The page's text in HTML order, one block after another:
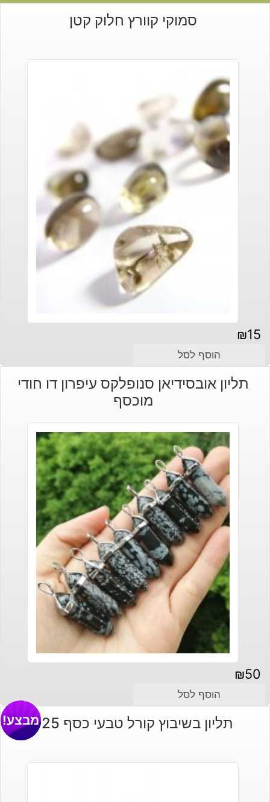
סמוקי קוורץ חלוק קטן
₪15
הוסף לסל
תליון אובסידיאן סנופלקס עיפרון דו חודי
מוכסף
₪50
הוסף לסל
תליון בשיבוץ קורל טבעי כסף 925 מבצע!